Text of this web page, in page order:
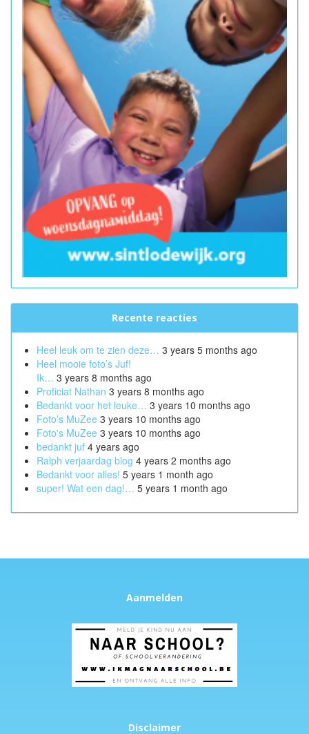
Recente reacties
Heel leuk om te zien deze… 3 years 5 months ago
Heel mooie foto’s Juf!
Ik… 3 years 8 months ago
Proficiat Nathan 3 years 8 months ago
Bedankt voor het leuke… 3 years 10 months ago
Foto’s MuZee 3 years 10 months ago
Foto's MuZee 3 years 10 months ago
bedankt juf 4 years ago
Ralph verjaardag blog 4 years 2 months ago
Bedankt voor alles! 5 years 1 month ago
super! Wat een dag!… 5 years 1 month ago
Aanmelden
Disclaimer